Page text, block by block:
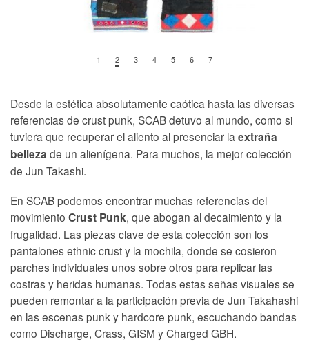
1 2 3 4 5 6 7
Desde la estética absolutamente caótica hasta las diversas
referencias de crust punk, SCAB detuvo al mundo, como si
tuviera que recuperar el aliento al presenciar la extraña
belleza de un alienígena. Para muchos, la mejor colección
de Jun Takashi.
En SCAB podemos encontrar muchas referencias del
movimiento Crust Punk, que abogan al decaimiento y la
frugalidad. Las piezas clave de esta colección son los
pantalones ethnic crust y la mochila, donde se cosieron
parches individuales unos sobre otros para replicar las
costras y heridas humanas. Todas estas señas visuales se
pueden remontar a la participación previa de Jun Takahashi
en las escenas punk y hardcore punk, escuchando bandas
como Discharge, Crass, GISM y Charged GBH.